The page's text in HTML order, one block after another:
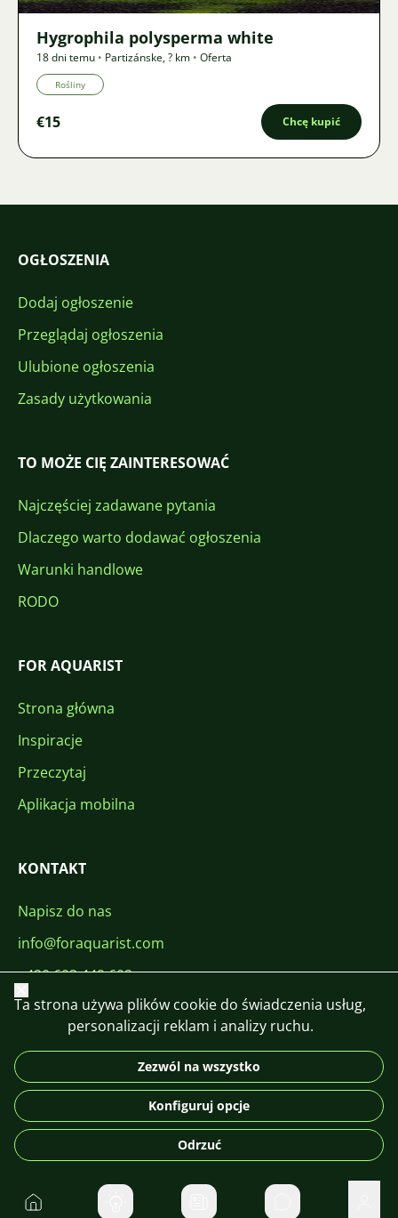
Hygrophila polysperma white
18 dni temu • Partizánske,? km • Oferta
Rośliny
€15 Chcę kupić
OGŁOSZENIA
Dodaj ogłoszenie
Przeglądaj ogłoszenia
Ulubione ogłoszenia
Zasady użytkowania
TO MOŻE CIĘ ZAINTERESOWAĆ
Najczęściej zadawane pytania
Dlaczego warto dodawać ogłoszenia
Warunki handlowe
RODO
FOR AQUARIST
Strona główna
Inspiracje
Przeczytaj
Aplikacja mobilna
KONTAKT
Napisz do nas
info@foraquarist.com
+420 603 449 602
DE
© 2026 For Aquarist
Do domu Prywatne
Zamknij
Ta strona używa plików cookie do świadczenia usług,
personalizacji reklam i analizy ruchu.
Zezwól na wszystko
Konfiguruj opcje
Odrzuć